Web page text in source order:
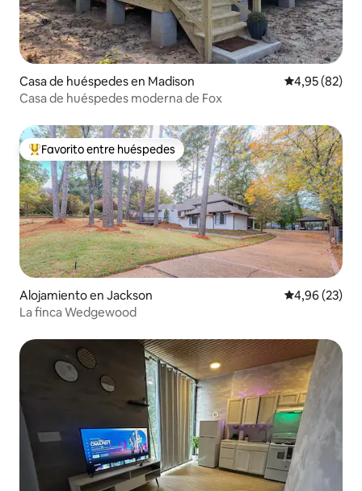
Casa de huéspedes en Madison Calificación
4,95 (82)
Casa de huéspedes moderna de Fox
Favorito entre los huéspedes más destacados
Favorito entre huéspedes
Alojamiento en Jackson Calificación
4,96 (23)
La finca Wedgewood